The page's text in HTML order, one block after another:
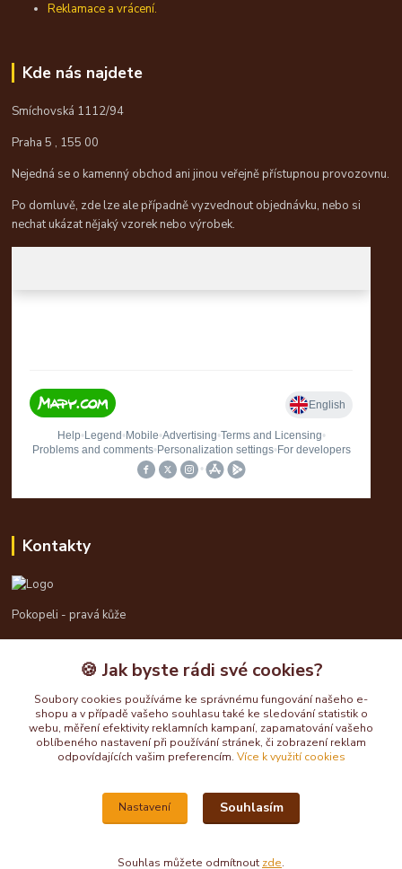
Reklamace a vrácení.
Kde nás najdete
Smíchovská 1112/94
Praha 5 , 155 00
Nejedná se o kamenný obchod ani jinou veřejně přístupnou provozovnu.
Po domluvě, zde lze ale případně vyzvednout objednávku, nebo si
nechat ukázat nějaký vzorek nebo výrobek.
Kontakty
Pokopeli - pravá kůže
725613211
pokopeli@centrum.cz
Upravit sběr cookies.
🍪 Jak byste rádi své cookies?
Soubory cookies používáme ke správnému fungování našeho e-
shopu a v případě vašeho souhlasu také ke sledování statistik o
webu, měření efektivity reklamních kampaní, zapamatování vašeho
oblíbeného nastavení při používání stránek, či zobrazení reklam
odpovídajících vašim preferencím. Více k využití cookies
Nastavení Souhlasím
Souhlas můžete odmítnout zde.